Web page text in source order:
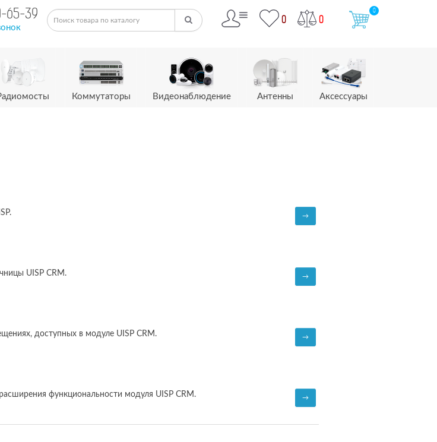
65-39 0 0
0
Коммутаторы Видеонаблюдение Антенны Аксессуары
→
UISP CRM. →
доступных в модуле UISP CRM. →
функциональности модуля UISP CRM. →